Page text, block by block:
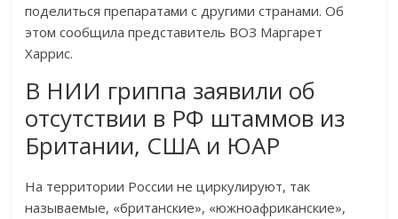
поделиться препаратами с другими странами. Об
этом сообщила представитель ВОЗ Маргарет
Харрис.
В НИИ гриппа заявили об
отсутствии в РФ штаммов из
Британии, США и ЮАР
На территории России не циркулируют, так
называемые, «британские», «южноафриканские»,